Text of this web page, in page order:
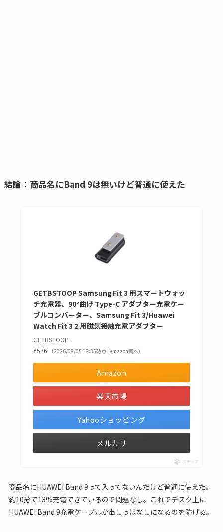
結論：商品名にBand 9は無いけど普通に使えた
GETBSTOOP Samsung Fit 3 用スマートウォッ
チ充電器、90°曲げ Type-C アダプター充電ケー
ブルコンバーター、Samsung Fit 3/Huawei
Watch Fit 3 2 用磁気接触充電アダプター
GETBSTOOP
¥576
（2026/08/05 18:35時点 | Amazon調べ）
Amazon
楽天市場
Yahooショッピング
メルカリ
ポチップ
商品名にHUAWEI Band 9って入ってないんだけど普通に使えた。
約10分で13%充電できているので問題なし。これでデスク上に
HUAWEI Band 9充電ケーブルが出しっぱなしになるのを防げる。